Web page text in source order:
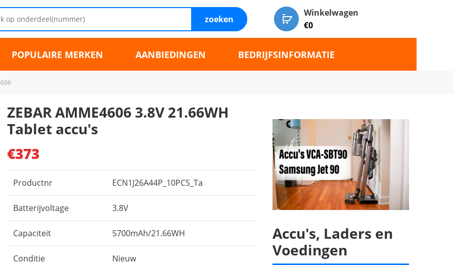
zoeken
Winkelwagen
€0
POPULAIRE MERKEN AANBIEDINGEN BEDRIJFSINFORMATIE
ZEBAR AMME4606 3.8V 21.66WH
Tablet accu's
€373
Productnr ECN1J26A44P_10PCS_Ta
Batterijvoltage 3.8V
Capaciteit 5700mAh/21.66WH
Conditie Nieuw
Accu's, Laders en
Voedingen